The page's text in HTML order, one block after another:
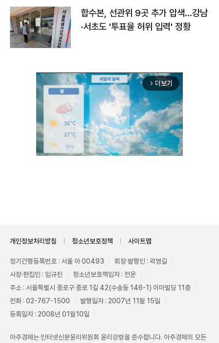
합수본, 선관위 9곳 추가 압색…강남
·서초도 '투표율 허위 입력' 정황
arrow_forward_ios 더보기
개인정보처리방침 청소년보호정책 사이트맵
정기간행등록번호 : 서울 아 00493
회장·발행인 : 곽영길
사장·편집인 : 임규진
청소년보호책임자 : 전운
주소 : 서울특별시 종로구 종로 1길 42(수송동 146-1) 이마빌딩 11층
전화 : 02-767-1500
발행일자 : 2007년 11월 15일
등록일자 : 2008년 01월10일
아주경제는 인터넷신문윤리위원회 윤리강령을 준수합니다. 아주경제의 모든